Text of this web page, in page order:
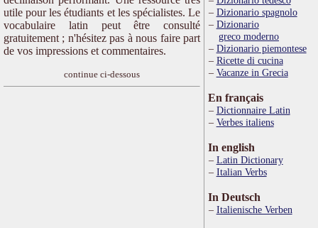
utile pour les étudiants et les spécialistes. Le
vocabulaire latin peut être consulté
gratuitement ; n'hésitez pas à nous faire part
de vos impressions et commentaires.
continue ci-dessous
Dizionario spagnolo
Dizionario
greco moderno
Dizionario piemontese
Ricette di cucina
Vacanze in Grecia
En français
Dictionnaire Latin
Verbes italiens
In english
Latin Dictionary
Italian Verbs
In Deutsch
Italienische Verben